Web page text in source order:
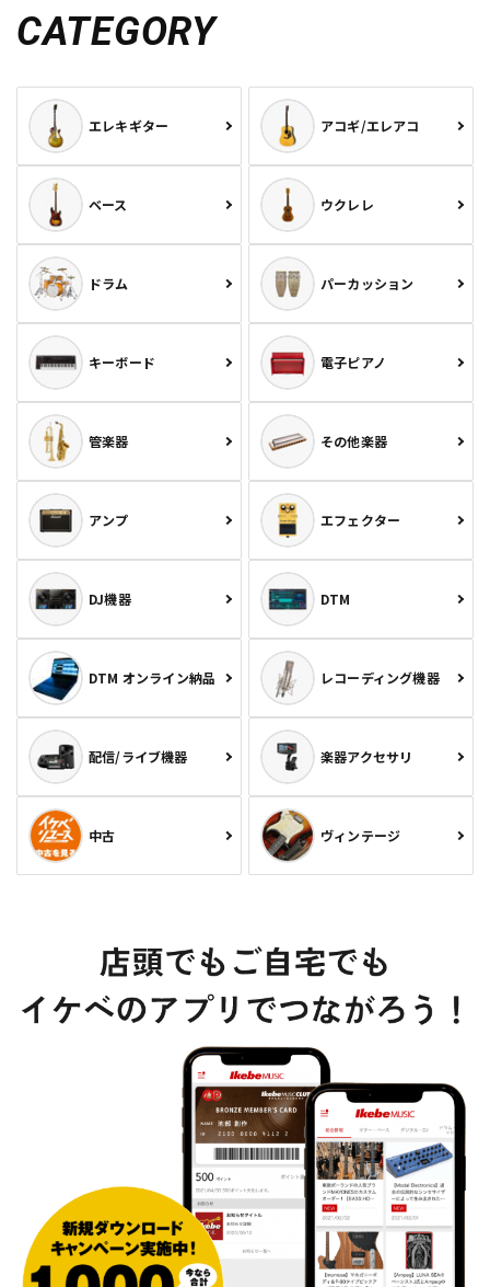
CATEGORY
エレキギター アコギ/エレアコ
ベース ウクレレ
ドラム パーカッション
キーボード 電子ピアノ
管楽器 その他楽器
アンプ エフェクター
DJ機器 DTM
DTM オンライン納品 レコーディング機器
配信/ライブ機器 楽器アクセサリ
中古 ヴィンテージ